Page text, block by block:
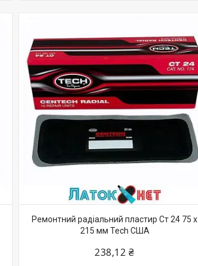
Ремонтний радіальний пластир Ст 24 75 х
215 мм Tech США
238,12 ₴